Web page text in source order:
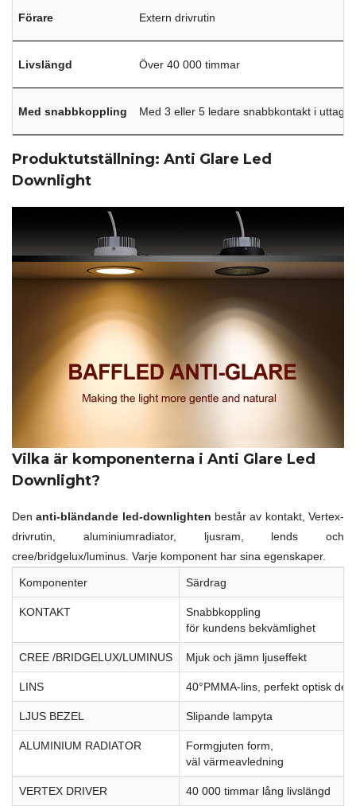
Förare Extern drivrutin
Livslängd Över 40 000 timmar
Med snabbkoppling Med 3 eller 5 ledare snabbkontakt i
Produktutställning: Anti Glare Led
Downlight
Vilka är komponenterna i Anti Glare Led
Downlight?
Denanti-bländande led-downlighten består av kontakt, Vertex-
drivrutin, aluminiumradiator, ljusram, lends och
cree/bridgelux/luminus. Varje komponent har sina egenskaper.
Komponenter Särdrag
KONTAKT
Snabbkoppling
för kundens bekvämlighet
CREE /BRIDGELUX/LUMINUS Mjuk och jämn ljuseffekt
LINS 40°PMMA-lins, perfekt optisk
LJUS BEZEL Slipande lampyta
ALUMINIUM RADIATOR
Formgjuten form,
väl värmeavledning
VERTEX DRIVER 40 000 timmar lång livslängd